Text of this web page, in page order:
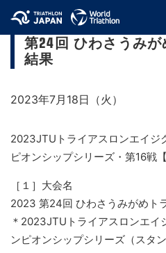
【2023JTUエイジ
第24回 ひわさうみ
結果
2023年7月18日（火）
2023JTUトライアスロンエイジ
ピオンシップシリーズ・第16戦
［１］大会名
2023 第24回 ひわさうみがめト
＊2023JTUトライアスロンエイ
ンピオンシップシリーズ（スタ